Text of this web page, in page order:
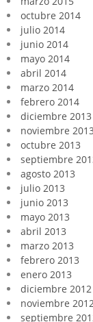
octubre 2014
julio 2014
junio 2014
mayo 2014
abril 2014
marzo 2014
febrero 2014
diciembre 2013
noviembre 2013
octubre 2013
septiembre
agosto 2013
julio 2013
junio 2013
mayo 2013
abril 2013
marzo 2013
febrero 2013
enero 2013
diciembre 2012
noviembre
septiembre